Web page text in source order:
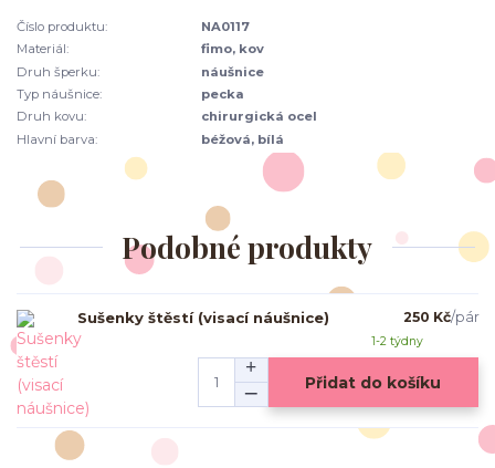
Číslo produktu:
NA0117
Materiál:
fimo, kov
Druh šperku:
náušnice
Typ náušnice:
pecka
Druh kovu:
chirurgická ocel
Hlavní barva:
béžová, bílá
Podobné produkty
Sušenky štěstí (visací náušnice) 250 Kč/pár
1-2 týdny
Přidat do košíku